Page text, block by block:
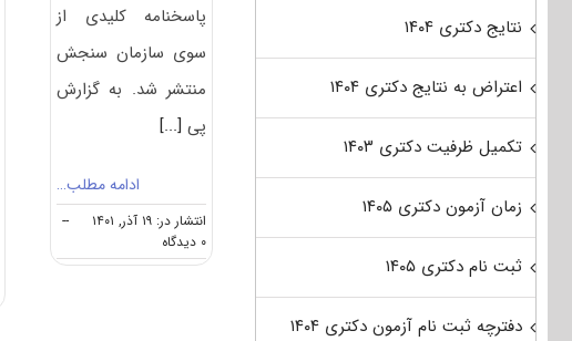
پاسخنامه کلیدی از
سوی سازمان سنجش
منتشر شد. به گزارش
پی[...]
ادامه مطلب…
انتشار در: ۱۹ آذر, ۱۴۰۱
--
۰ دیدگاه
on
سوالات
نتایج دکتری ۱۴۰۴
اعتراض به نتایج دکتری ۱۴۰۴
تکمیل ظرفیت دکتری ۱۴۰۳
زمان آزمون دکتری ۱۴۰۵
ثبت نام دکتری ۱۴۰۵
دفترچه ثبت نام آزمون دکتری ۱۴۰۴